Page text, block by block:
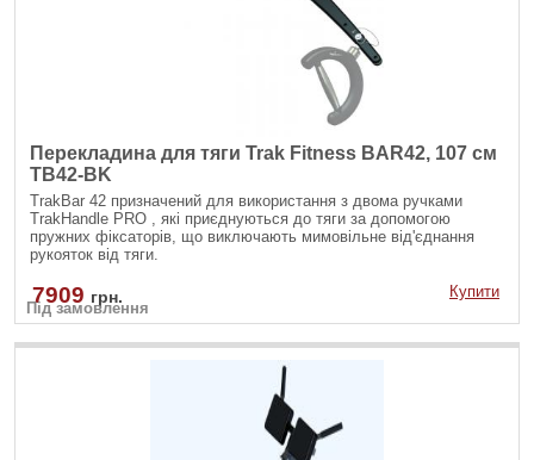
Перекладина для тяги Trak Fitness BAR42, 107 см
TB42-BK
TrakBar 42 призначений для використання з двома ручками
TrakHandle PRO , які приєднуються до тяги за допомогою
пружних фіксаторів, що виключають мимовільне від'єднання
рукояток від тяги.
7909 грн.
Купити
Під замовлення